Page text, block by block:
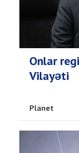
Onlar
Vilayəti
Planet